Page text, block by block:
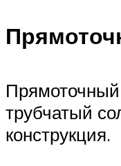
трубчатый
конструкция.